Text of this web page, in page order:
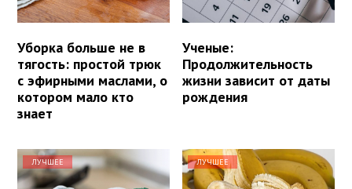
Уборка больше не в
тягость: простой трюк
с эфирными маслами, о
котором мало кто
знает
Ученые:
Продолжительность
жизни зависит от даты
рождения
ЛУЧШЕЕ ЛУЧШЕЕ